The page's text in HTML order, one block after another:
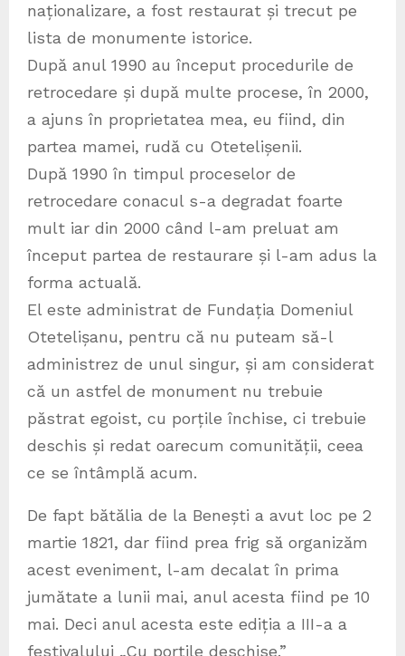
naționalizare, a fost restaurat și trecut pe
lista de monumente istorice.
După anul 1990 au început procedurile de
retrocedare și după multe procese, în 2000,
a ajuns în proprietatea mea, eu fiind, din
partea mamei, rudă cu Otetelișenii.
După 1990 în timpul proceselor de
retrocedare conacul s-a degradat foarte
mult iar din 2000 când l-am preluat am
început partea de restaurare și l-am adus la
forma actuală.
El este administrat de Fundația Domeniul
Otetelișanu, pentru că nu puteam să-l
administrez de unul singur, și am considerat
că un astfel de monument nu trebuie
păstrat egoist, cu porțile închise, ci trebuie
deschis și redat oarecum comunității, ceea
ce se întâmplă acum.
De fapt bătălia de la Benești a avut loc pe 2
martie 1821, dar fiind prea frig să organizăm
acest eveniment, l-am decalat în prima
jumătate a lunii mai, anul acesta fiind pe 10
mai. Deci anul acesta este ediția a III-a a
festivalului „Cu porțile deschise.”